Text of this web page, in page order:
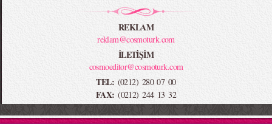
REKLAM
reklam@cosmoturk.com
İLETİŞİM
cosmoeditor@cosmoturk.com
TEL: (0212) 280 07 00
FAX: (0212) 244 13 32
-->